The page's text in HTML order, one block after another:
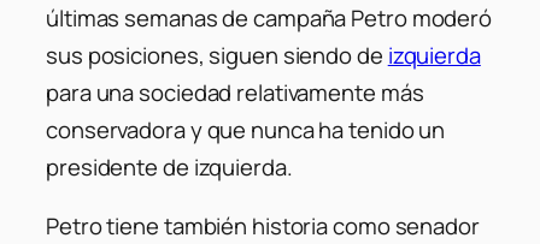
últimas semanas de campaña Petro moderó
sus posiciones, siguen siendo de izquierda
para una sociedad relativamente más
conservadora y que nunca ha tenido un
presidente de izquierda.
Petro tiene también historia como senador